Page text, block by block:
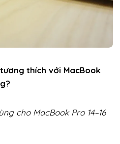
thích với MacBook
cho MacBook Pro 14–16